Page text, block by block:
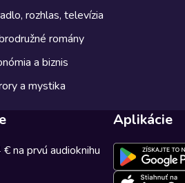
rozhlas, televízia
romány
a biznis
a mystika
na prvú audioknihu
Aplikácie